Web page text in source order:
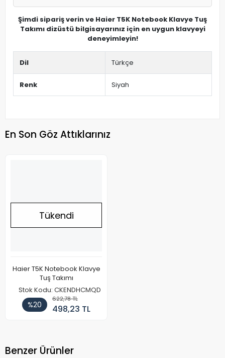
Şimdi sipariş verin ve Haier T5K Notebook Klavye Tuş
Takımı dizüstü bilgisayarınız için en uygun klavyeyi
deneyimleyin!
Dil Türkçe
Renk Siyah
En Son Göz Attıklarınız
Tükendi
Haier T5K Notebook Klavye
Tuş Takımı
Stok Kodu: CKENDHCMQD
%20
622,78 TL
498,23 TL
Benzer Ürünler